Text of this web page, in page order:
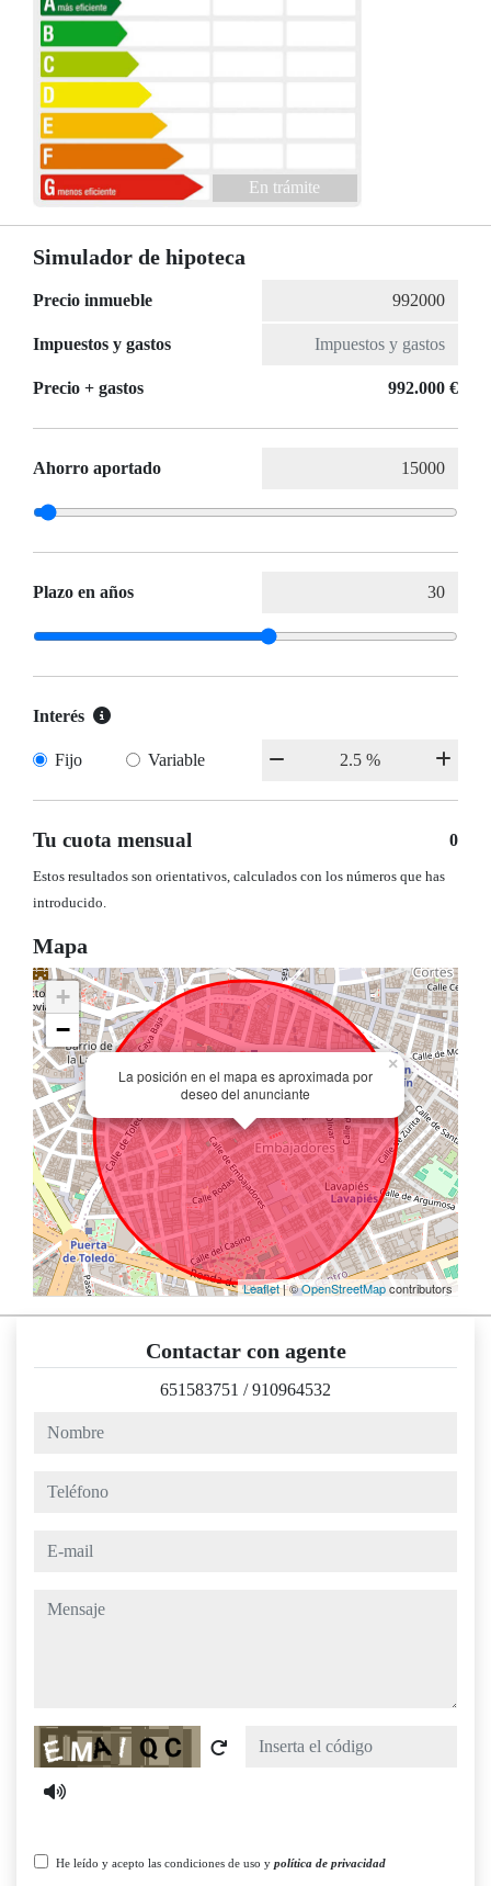
En trámite
Simulador de hipoteca
Precio inmueble
Impuestos y gastos
Precio + gastos 992.000 €
Ahorro aportado
Plazo en años
Interés
Fijo Variable
Tu cuota mensual 0
Estos resultados son orientativos, calculados con los números que has
introducido.
Mapa
La posición en el mapa es aproximada por
deseo del anunciante
×
+
−
Leaflet| ©OpenStreetMapcontributors
Contactar con agente
651583751 /910964532
nombre
teléfono
e-mail
mensaje
Captcha
He leído y acepto las condiciones de uso y política de privacidad